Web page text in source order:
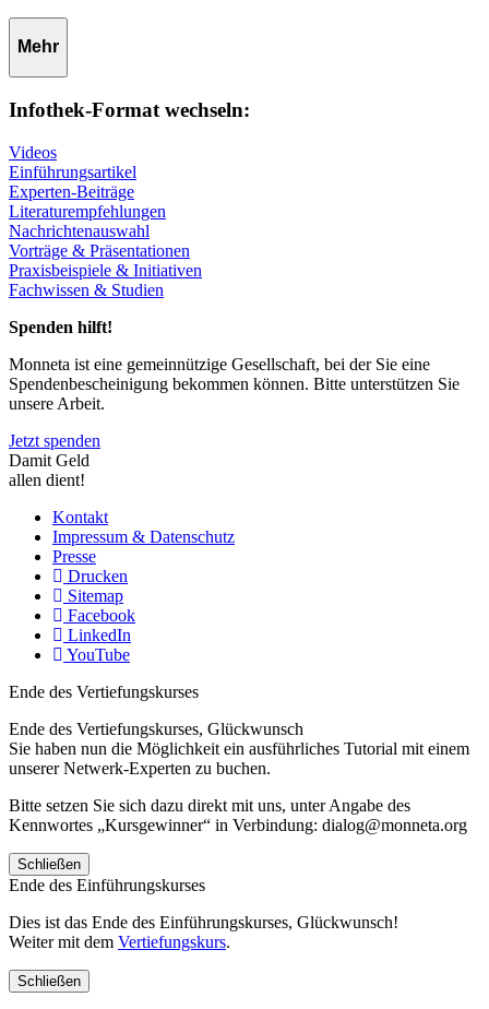
Mehr
Infothek-Format wechseln:
Videos
Einführungsartikel
Experten-Beiträge
Literaturempfehlungen
Nachrichtenauswahl
Vorträge & Präsentationen
Praxisbeispiele & Initiativen
Fachwissen & Studien
Spenden hilft!
Monneta ist eine gemeinnützige Gesellschaft, bei der Sie eine
Spendenbescheinigung bekommen können. Bitte unterstützen Sie
unsere Arbeit.
Jetzt spenden
Damit Geld
allen dient!
Kontakt
Impressum & Datenschutz
Presse
Drucken
Sitemap
Facebook
LinkedIn
YouTube
Ende des Vertiefungskurses
Ende des Vertiefungskurses, Glückwunsch
Sie haben nun die Möglichkeit ein ausführliches Tutorial mit einem
unserer Netwerk-Experten zu buchen.
Bitte setzen Sie sich dazu direkt mit uns, unter Angabe des
Kennwortes „Kursgewinner“ in Verbindung: dialog@monneta.org
Schließen
Ende des Einführungskurses
Dies ist das Ende des Einführungskurses, Glückwunsch!
Weiter mit dem Vertiefungskurs.
Schließen